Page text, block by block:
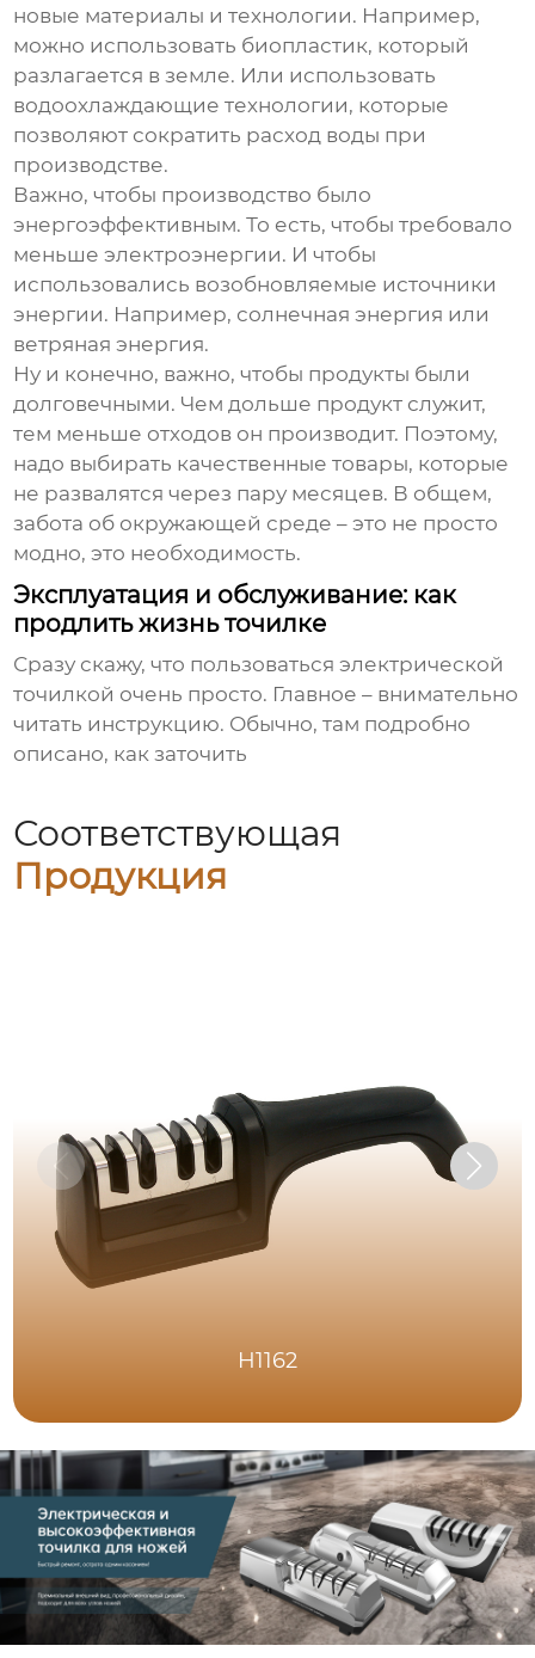
новые материалы и технологии. Например,
можно использовать биопластик, который
разлагается в земле. Или использовать
водоохлаждающие технологии, которые
позволяют сократить расход воды при
производстве.
Важно, чтобы производство было
энергоэффективным. То есть, чтобы требовало
меньше электроэнергии. И чтобы
использовались возобновляемые источники
энергии. Например, солнечная энергия или
ветряная энергия.
Ну и конечно, важно, чтобы продукты были
долговечными. Чем дольше продукт служит,
тем меньше отходов он производит. Поэтому,
надо выбирать качественные товары, которые
не развалятся через пару месяцев. В общем,
забота об окружающей среде – это не просто
модно, это необходимость.
Эксплуатация и обслуживание: как
продлить жизнь точилке
Сразу скажу, что пользоваться электрической
точилкой очень просто. Главное – внимательно
читать инструкцию. Обычно, там подробно
описано, как заточить
Соответствующая
Продукция
H1162